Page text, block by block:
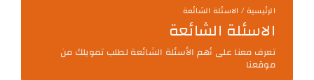
الرئيسية / الاسئلة الشائعة
الاسئلة الشائعة
تعرف معنا على أهم الأسئلة الشائعة لطلب تمويلك من
موقعنا